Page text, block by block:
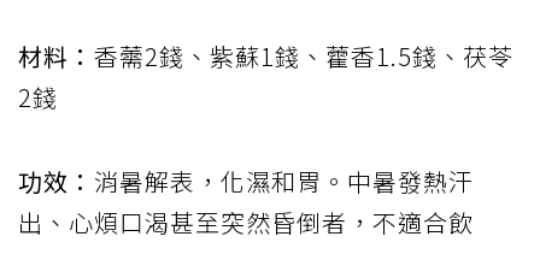
材料： 香薷2錢、紫蘇1錢、藿香1.5錢、茯苓
2錢
功效： 消暑解表，化濕和胃。中暑發熱汗
出、心煩口渴甚至突然昏倒者，不適合飲